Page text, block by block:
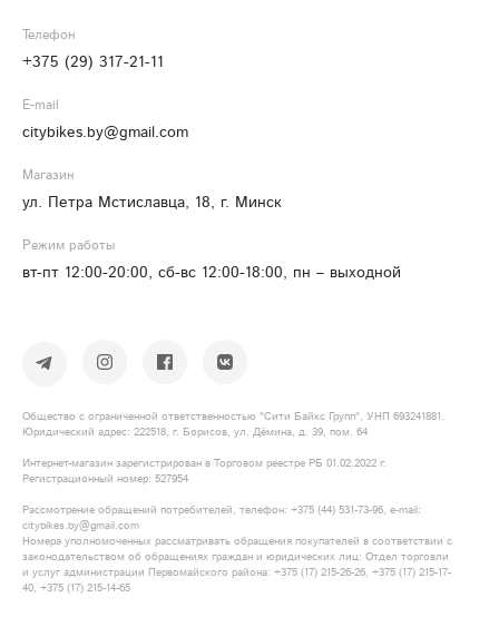
Телефон
+375 (29) 317-21-11
E-mail
citybikes.by@gmail.com
Магазин
ул. Петра Мстиславца, 18, г. Минск
Режим работы
вт-пт 12:00-20:00, сб-вс 12:00-18:00, пн – выходной
Общество с ограниченной ответственностью "Сити Байкс Групп", УНП 693241881.
Юридический адрес: 222518, г. Борисов, ул. Дёмина, д. 39, пом. 64
Интернет-магазин зарегистрирован в Торговом реестре РБ 01.02.2022 г.
Регистрационный номер: 527954
Рассмотрение обращений потребителей, телефон: +375​ (44)​ 531​-73-96, e-mail:
citybikes.by@gmail.com
Номера уполномоченных рассматривать обращения покупателей в соответствии с
законодательством об обращениях граждан и юридических лиц: Отдел торговли
и услуг администрации Первомайского района: +375​ (17)​ 215​-26-26, +375​ (17)​ 215​-17-
40, +375​ (17)​ 215​-14-65